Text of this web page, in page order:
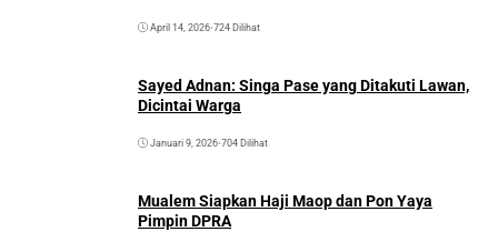
April 14, 2026•724 Dilihat
Sayed Adnan: Singa Pase yang Ditakuti Lawan,
Dicintai Warga
Januari 9, 2026•704 Dilihat
Mualem Siapkan Haji Maop dan Pon Yaya
Pimpin DPRA